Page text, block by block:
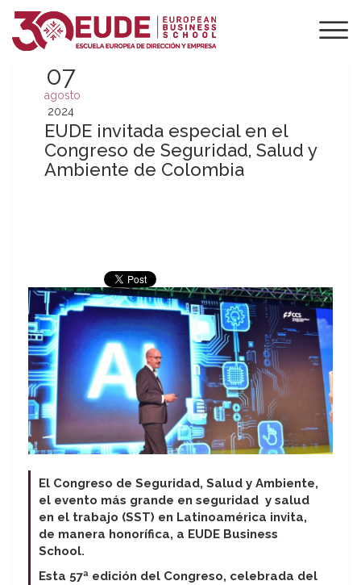
07
agosto
2024
EUDE invitada especial en el
Congreso de Seguridad, Salud y
Ambiente de Colombia
El Congreso de Seguridad, Salud y Ambiente,
el evento más grande en seguridad y salud
en el trabajo (SST) en Latinoamérica invita,
de manera honorífica, a EUDE Business
School.
Esta 57ª edición del Congreso, celebrada del